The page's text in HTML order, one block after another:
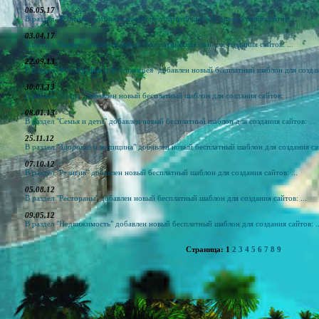
06.05.17
В раздел "Фэнтези" добавлен новый бесплатный шаблон для создания сайтов: ...
03.04.17
В раздел "Разное" добавлен новый бесплатный шаблон для создания сайтов: ...
22.09.13
В раздел "Фотография и фотогалерея" добавлен новый бесплатный шаблон для
30.03.13
В раздел "Спорт" добавлен новый бесплатный шаблон для создания сайтов: ...
08.01.13
В раздел "Семья и дети" добавлен новый бесплатный шаблон для создания сайтов: ...
25.11.12
В раздел "Здоровье и медицина" добавлен новый бесплатный шаблон для создания
07.10.12
В раздел "Религия" добавлен новый бесплатный шаблон для создания сайтов: ...
05.08.12
В раздел "Рестораны" добавлен новый бесплатный шаблон для создания сайтов: ...
09.05.12
В раздел "Недвижимость" добавлен новый бесплатный шаблон для создания сайтов:
Страница: 1 2 3 4 5 6 7 8 9